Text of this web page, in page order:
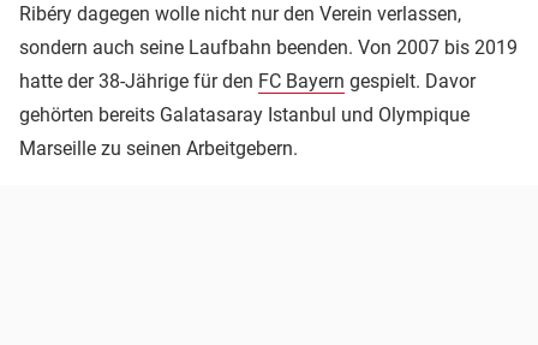
Ribéry dagegen wolle nicht nur den Verein verlassen,
sondern auch seine Laufbahn beenden. Von 2007 bis 2019
hatte der 38-Jährige für den FC Bayern gespielt. Davor
gehörten bereits Galatasaray Istanbul und Olympique
Marseille zu seinen Arbeitgebern.